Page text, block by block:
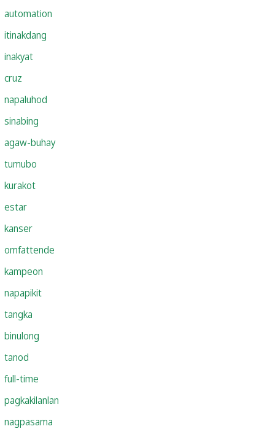
automation
itinakdang
inakyat
cruz
napaluhod
sinabing
agaw-buhay
tumubo
kurakot
estar
kanser
omfattende
kampeon
napapikit
tangka
binulong
tanod
full-time
pagkakilanlan
nagpasama